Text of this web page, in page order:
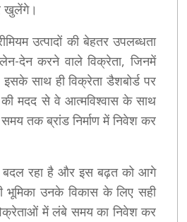
खुलेंगे।
उत्पादों की बेहतर उपलब्धता
देन करने वाले विक्रेता, जिनमें
साथ ही विक्रेता डैशबोर्ड पर
मदद से वे आत्मविश्वास के साथ
तक ब्रांड निर्माण में निवेश कर
बदल रहा है और इस बढ़त को आगे
भूमिका उनके विकास के लिए सही
में लंबे समय का निवेश कर